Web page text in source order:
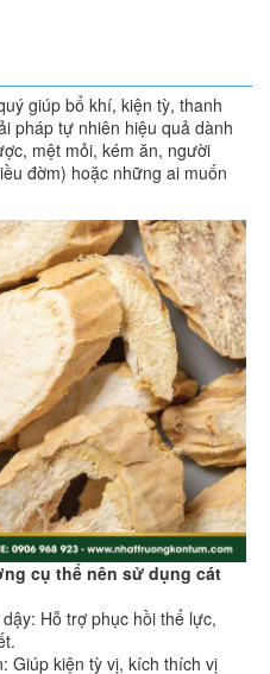
giúp bổ khí, kiện tỳ, thanh
pháp tự nhiên hiệu quả dành
mệt mỏi, kém ăn, người
đờm) hoặc những ai muốn
cụ thể nên sử dụng cát
Hỗ trợ phục hồi thể lực,
kiện tỳ vị, kích thích vị